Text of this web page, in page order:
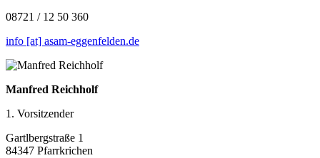
08721 / 12 50 360
info [at] asam-eggenfelden.de
Manfred Reichholf
1. Vorsitzender
Gartlbergstraße 1
84347 Pfarrkrichen